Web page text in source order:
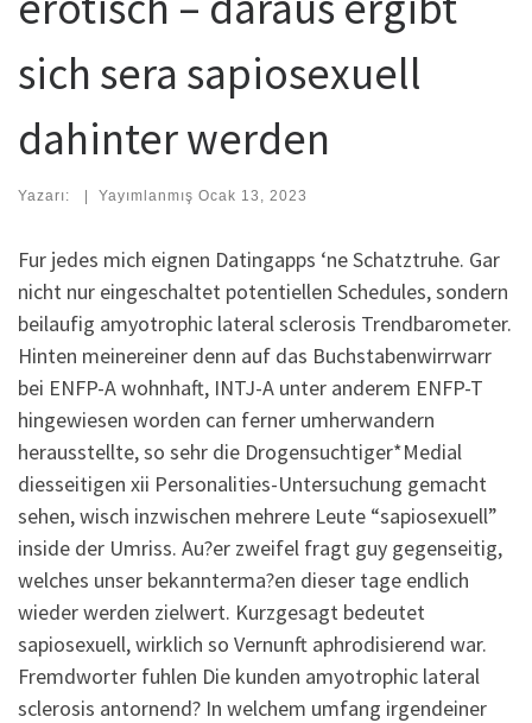
sich sera sapiosexuell
dahinter werden
Yazarı: | Yayımlanmış Ocak 13, 2023
Fur jedes mich eignen Datingapps ‘ne Schatztruhe. Gar
nicht nur eingeschaltet potentiellen Schedules, sondern
beilaufig amyotrophic lateral sclerosis Trendbarometer.
Hinten meinereiner denn auf das Buchstabenwirrwarr
bei ENFP-A wohnhaft, INTJ-A unter anderem ENFP-T
hingewiesen worden can ferner umherwandern
herausstellte, so sehr die Drogensuchtiger*Medial
diesseitigen xii Personalities-Untersuchung gemacht
sehen, wisch inzwischen mehrere Leute “sapiosexuell”
inside der Umriss. Au?er zweifel fragt guy gegenseitig,
welches unser bekannterma?en dieser tage endlich
wieder werden zielwert. Kurzgesagt bedeutet
sapiosexuell, wirklich so Vernunft aphrodisierend war.
Fremdworter fuhlen Die kunden amyotrophic lateral
sclerosis antornend? In welchem umfang irgendeiner